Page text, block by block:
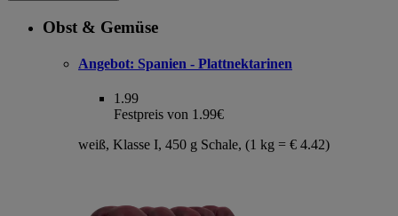
Obst & Gemüse
Angebot: Spanien - Plattnektarinen
1.99
Festpreis von 1.99€
weiß, Klasse I, 450 g Schale, (1 kg = € 4.42)